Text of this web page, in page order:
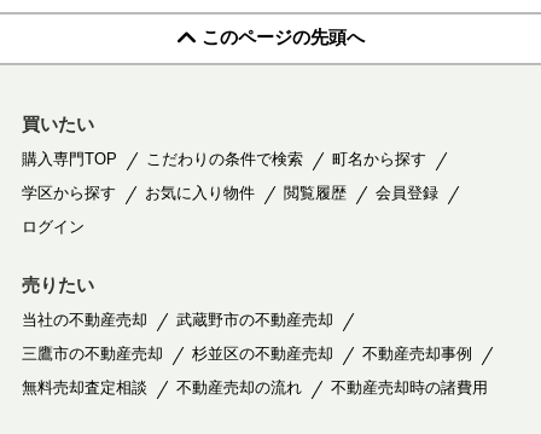
このページの先頭へ
買いたい
購入専門TOP こだわりの条件で検索
町名から探す
学区から探す
お気に入り物件 閲覧履歴
会員登録
ログイン
売りたい
当社の不動産売却
武蔵野市の不動産売却
三鷹市の不動産売却
杉並区の不動産売却
不動産売却事例
無料売却査定相談
不動産売却の流れ 不動産売却時の諸費用